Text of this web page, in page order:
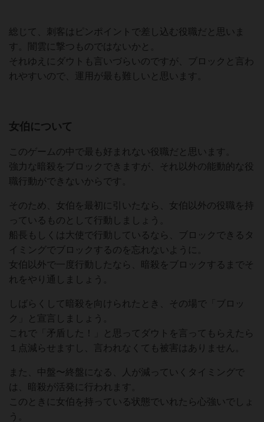
総じて、刺客はピンポイントで差し込む役職だと思いま
す。闇雲に撃つものではないかと。
それゆえにダウトも言いづらいのですが、ブロックと言わ
れやすいので、運用が最も難しいと思います。
女伯について
このゲームの中で最も好まれない役職だと思います。
強力な暗殺をブロックできますが、それ以外の能動的な役
職行動ができないからです。
そのため、女伯を最初に引いたなら、女伯以外の役職を持
っているものとして行動しましょう。
船長もしくは大使で行動しているなら、ブロックできるタ
イミングでブロックするのを忘れないように。
女伯以外で一度行動したなら、暗殺をブロックするまでそ
れをやり通しましょう。
しばらくして暗殺を向けられたとき、その場で「ブロッ
ク」と宣言しましょう。
これで「矛盾した！」と思ってダウトを言ってもらえたら
１点減らせますし、言われなくても被害はありません。
また、中盤〜終盤になる、人が減っていくタイミングで
は、暗殺が活発に行われます。
このときに女伯を持っている状態でいれたら心強いでしょ
う。